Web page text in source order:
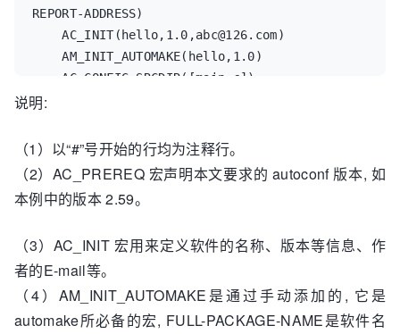
    # Checks for library functions.
    AC_OUTPUT
    [root@localhost project]#
REPORT-ADDRESS)
    AC_INIT(hello,1.0,abc@126.com)
    AM_INIT_AUTOMAKE(hello,1.0)
    AC_CONFIG_HEADER([config.h])
    AC_PROG_CC
    # Checks for header files.
    # Checks for typedefs, structures, and
    # Checks for library functions.
    AC_CONFIG_FILES([Makefile])
    AC_OUTPUT
说明:
（1）以“#”号开始的行均为注释行。
（2）AC_PREREQ 宏声明本文要求的 autoconf 版本, 如
本例中的版本 2.59。
（3）AC_INIT 宏用来定义软件的名称、版本等信息、作
者的E-mail等。
（4）AM_INIT_AUTOMAKE是通过手动添加的, 它是
automake所必备的宏, FULL-PACKAGE-NAME是软件名